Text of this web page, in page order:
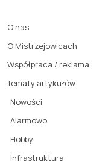
O nas
O Mistrzejowicach
Współpraca / reklama
Tematy artykułów
Nowości
Alarmowo
Hobby
Infrastruktura